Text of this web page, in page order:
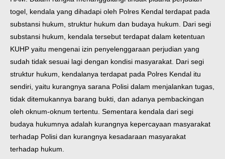
togel, kendala yang dihadapi oleh Polres Kendal terdapat pada
substansi hukum, struktur hukum dan budaya hukum. Dari segi
substansi hukum, kendala tersebut terdapat dalam ketentuan
KUHP yaitu mengenai izin penyelenggaraan perjudian yang
sudah tidak sesuai lagi dengan kondisi masyarakat. Dari segi
struktur hukum, kendalanya terdapat pada Polres Kendal itu
sendiri, yaitu kurangnya sarana Polisi dalam menjalankan tugas,
tidak ditemukannya barang bukti, dan adanya pembackingan
oleh oknum-oknum tertentu. Sementara kendala dari segi
budaya hukumnya adalah kurangnya kepercayaan masyarakat
terhadap Polisi dan kurangnya kesadaraan masyarakat
terhadap hukum.